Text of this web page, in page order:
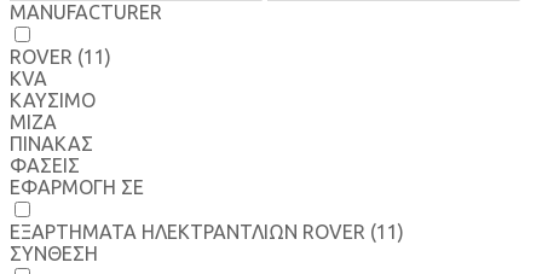
MANUFACTURER
ROVER (11)
KVA
ΚΑΥΣΙΜΟ
MIZA
ΠΙΝΑΚΑΣ
ΦΑΣΕΙΣ
ΕΦΑΡΜΟΓΗ ΣΕ
ΕΞΑΡΤΗΜΑΤΑ HΛΕΚΤΡΑΝΤΛΙΩΝ ROVER (11)
ΣΥΝΘΕΣΗ